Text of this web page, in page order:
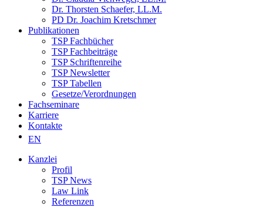
Dr. Thorsten Schaefer, LL.M.
PD Dr. Joachim Kretschmer
Publikationen
TSP Fachbücher
TSP Fachbeiträge
TSP Schriftenreihe
TSP Newsletter
TSP Tabellen
Gesetze/Verordnungen
Fachseminare
Karriere
Kontakte
EN
Kanzlei
Profil
TSP News
Law Link
Referenzen